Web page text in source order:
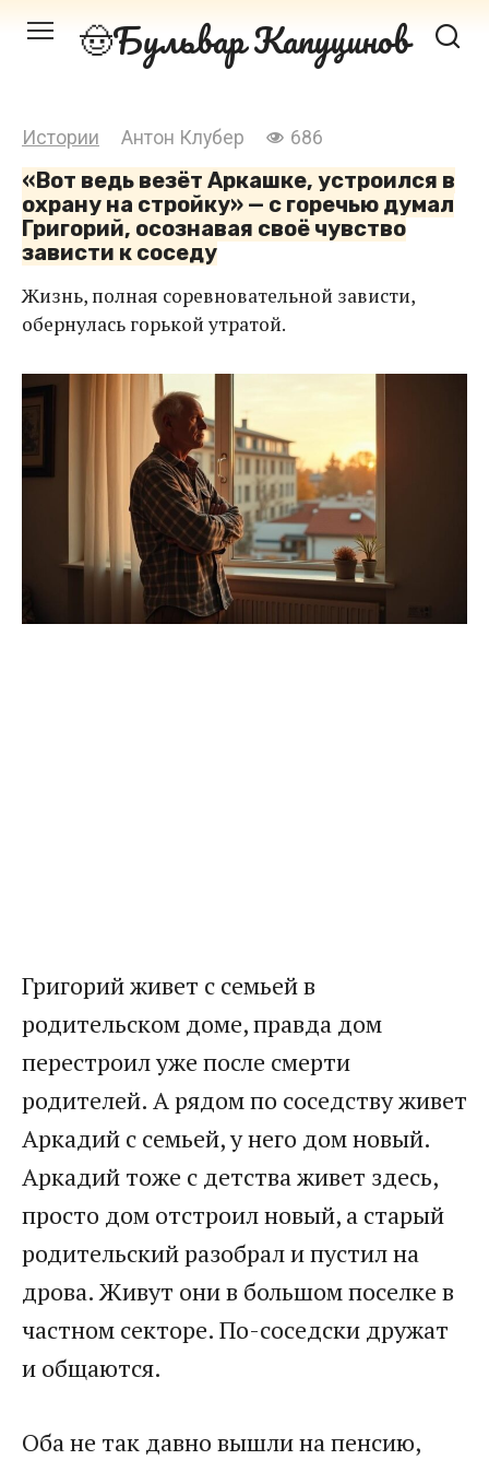
Перейти Бульвар Капуцинов
Истории Антон Клубер 686
«Вот ведь везёт Аркашке, устроился в
охрану на стройку» — с горечью думал
Григорий, осознавая своё чувство
зависти к соседу
Жизнь, полная соревновательной зависти,
обернулась горькой утратой.
Григорий живет с семьей в
родительском доме, правда дом
перестроил уже после смерти
родителей. А рядом по соседству живет
Аркадий с семьей, у него дом новый.
Аркадий тоже с детства живет здесь,
просто дом отстроил новый, а старый
родительский разобрал и пустил на
дрова. Живут они в большом поселке в
частном секторе. По-соседски дружат
и общаются.
Оба не так давно вышли на пенсию,